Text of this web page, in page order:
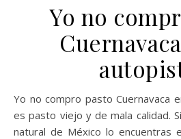
Yo no
Yo no compro pasto Cuernavaca en las autopistas ya que
es pasto viejo y de mala calidad.
natural de México lo encuentras